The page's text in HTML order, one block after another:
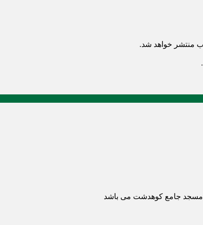
منتشر خواهد شد.
مسجد جامع کوهدشت می باشد